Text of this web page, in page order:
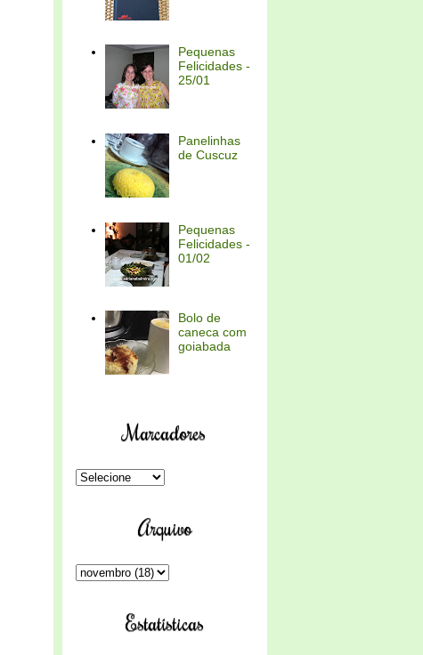
Pequenas
Felicidades -
25/01
Panelinhas
de Cuscuz
Pequenas
Felicidades -
01/02
Bolo de
caneca com
goiabada
Marcadores
Arquivo
Estatísticas